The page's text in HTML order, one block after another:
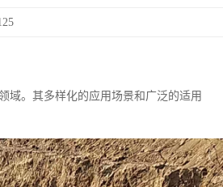
域。其多样化的应用场景和广泛的适用